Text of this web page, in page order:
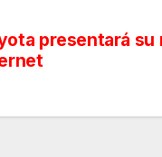
presentará su